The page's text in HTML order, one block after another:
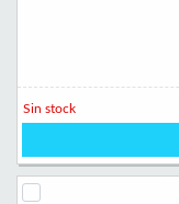
Sin stock